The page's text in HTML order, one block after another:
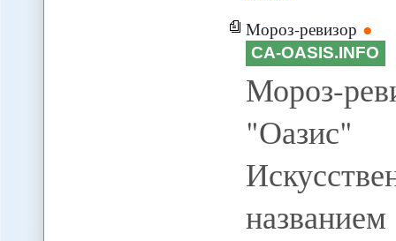
Мороз-ревизор
CA-OASIS.INFO
Мороз-